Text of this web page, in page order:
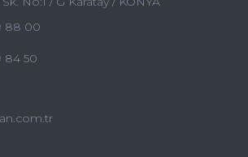
88 00
84 50